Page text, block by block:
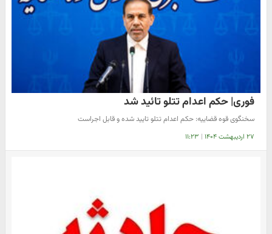
فوری| حکم اعدام تتلو تائید شد
سخنگوی قوه قضاییه: حکم اعدام تتلو تایید شده و قابل اجراست
۲۷ اردیبهشت ۱۴۰۴ | ۱۱:۲۳